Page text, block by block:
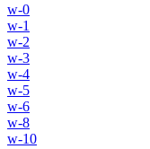
w-0
w-1
w-2
w-3
w-4
w-5
w-6
w-8
w-10